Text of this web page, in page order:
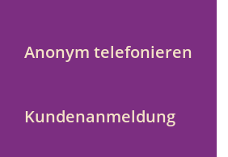
Anonym telefonieren
Kundenanmeldung